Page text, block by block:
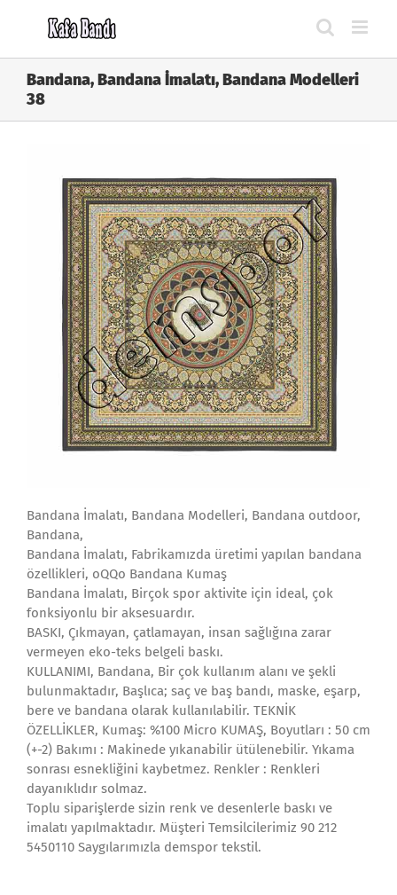
Bandana, Bandana İmalatı, Bandana Modelleri
38
Bandana İmalatı, Bandana Modelleri, Bandana outdoor,
Bandana,
Bandana İmalatı, Fabrikamızda üretimi yapılan bandana
özellikleri, oQQo Bandana Kumaş
Bandana İmalatı, Birçok spor aktivite için ideal, çok
fonksiyonlu bir aksesuardır.
BASKI, Çıkmayan, çatlamayan, insan sağlığına zarar
vermeyen eko-teks belgeli baskı.
KULLANIMI, Bandana, Bir çok kullanım alanı ve şekli
bulunmaktadır, Başlıca; saç ve baş bandı, maske, eşarp,
bere ve bandana olarak kullanılabilir. TEKNİK
ÖZELLİKLER, Kumaş: %100 Micro KUMAŞ, Boyutları : 50 cm
(+-2) Bakımı : Makinede yıkanabilir ütülenebilir. Yıkama
sonrası esnekliğini kaybetmez. Renkler : Renkleri
dayanıklıdır solmaz.
Toplu siparişlerde sizin renk ve desenlerle baskı ve
imalatı yapılmaktadır. Müşteri Temsilcilerimiz 90 212
5450110 Saygılarımızla demspor tekstil.